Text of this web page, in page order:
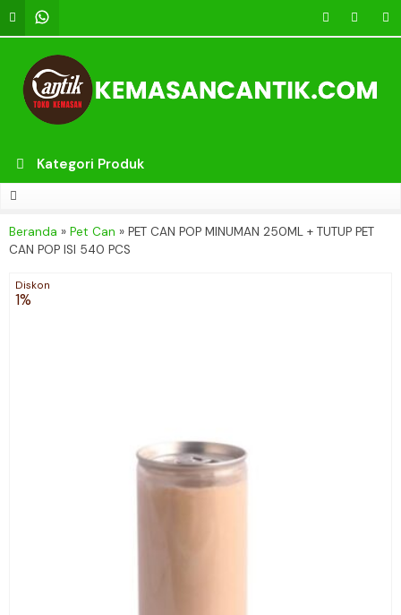
Kategori Produk
Beranda » Pet Can » PET CAN POP MINUMAN 250ML + TUTUP PET
CAN POP ISI 540 PCS
Diskon
1%